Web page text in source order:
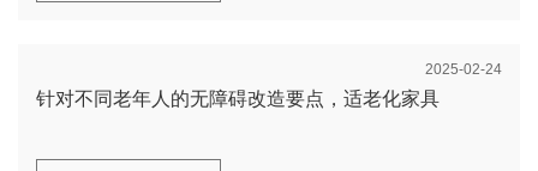
2025-02-24
针对不同老年人的无障碍改造要点，适老化家具